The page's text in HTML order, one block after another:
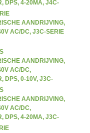
DPS, 4-20MA, J4C-
AANDRIJVING,
AC/DC, J3C-SERIE
AANDRIJVING,
AC/DC,
DPS, 0-10V, J3C-
AANDRIJVING,
AC/DC,
DPS, 4-20MA, J3C-